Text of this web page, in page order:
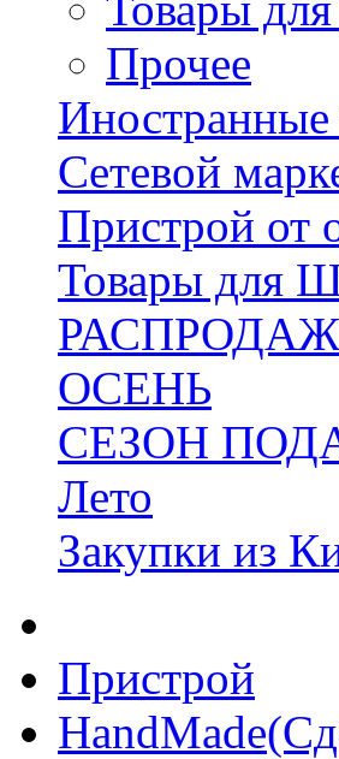
Прочее
Иностранные
Сетевой
Пристрой от
Товары для
ОСЕНЬ
СЕЗОН
Лето
Закупки из
Пристрой